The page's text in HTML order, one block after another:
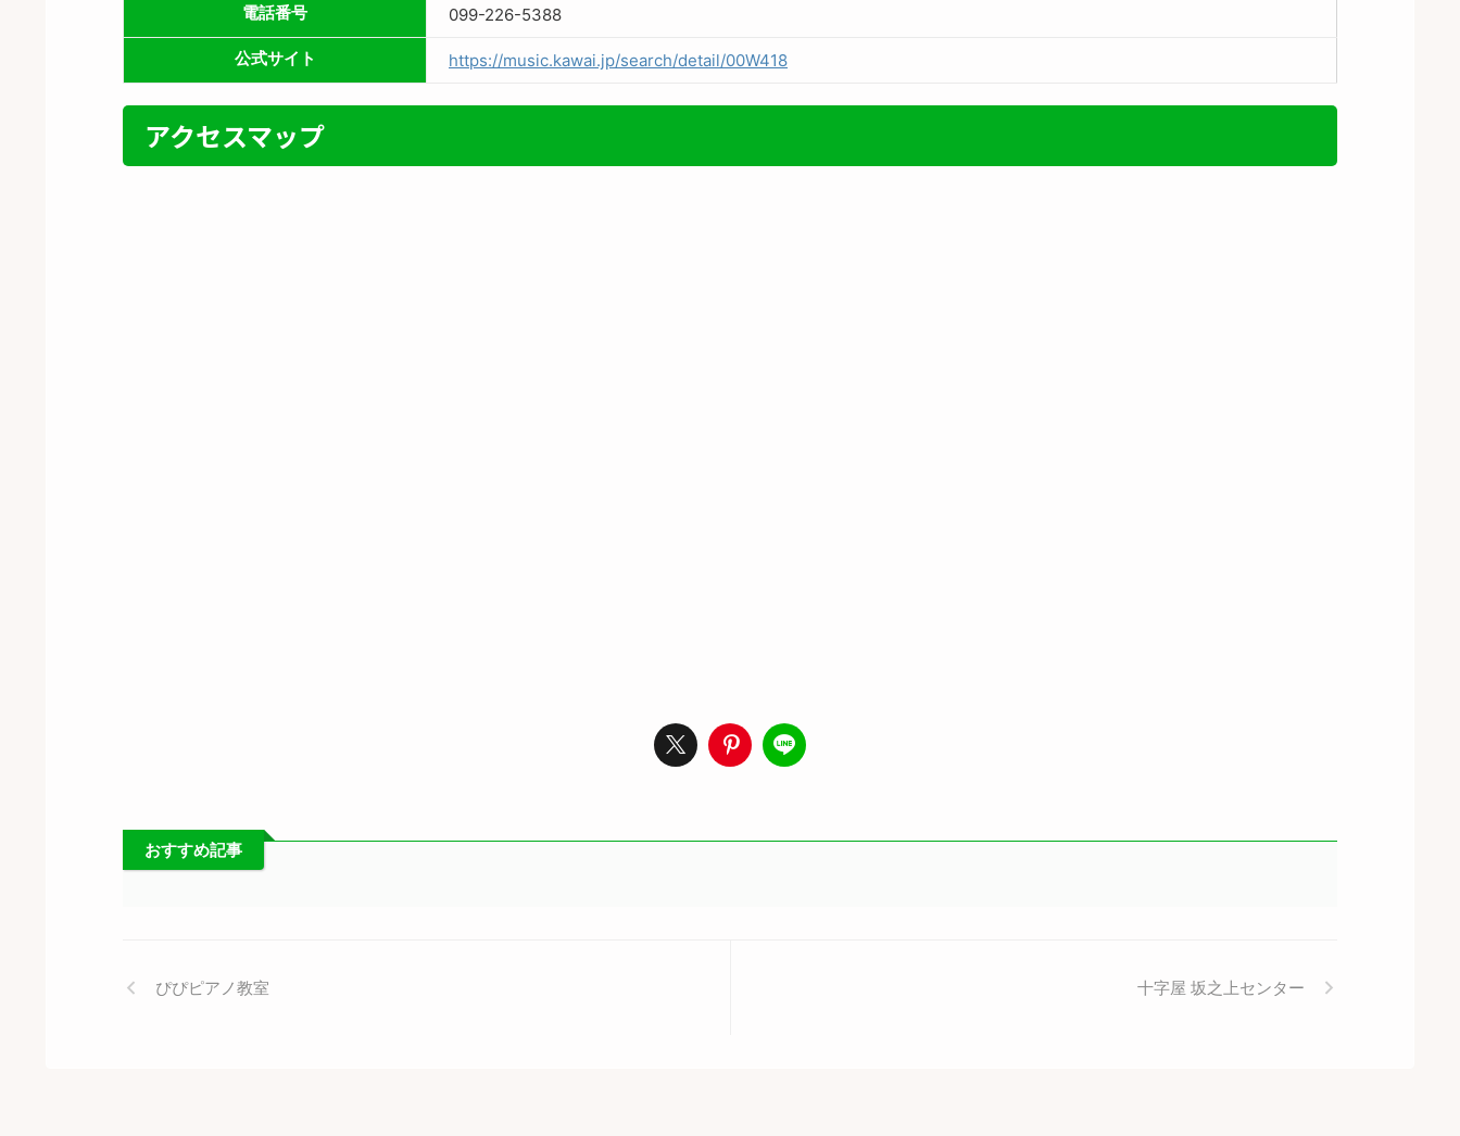
電話番号 099-226-5388
公式サイト https://music.kawai.jp/search/detail/00W418
アクセスマップ
おすすめ記事
ぴぴピアノ教室 十字屋 坂之上センター